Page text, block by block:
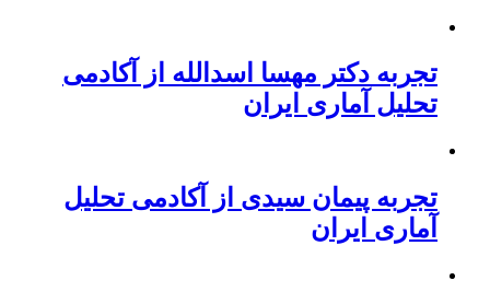
تجربه دکتر مهسا اسدالله از آکادمی
تحلیل آماری ایران
تجربه پیمان سیدی از آکادمی تحلیل
آماری ایران